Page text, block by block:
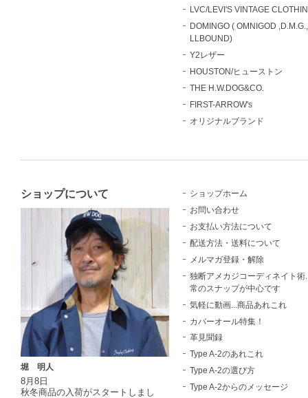
LVC/LEVI'S VINTAGE
DOMINGO ( OMNIGOD
LLBOUND)
Y2レザー
HOUSTON/ヒューストン
THE H.W.DOG&CO.
FIRST-ARROW's
オリジナルブランド
ショップについて
堀 明人
8月8日
秋冬商品の入荷がスタートしまし
ショップホーム
お問い合わせ
お支払い方法について
配送方法・送料について
メルマガ登録・解除
独断アメカジコーディネイト術
常のスナップが中心です
気軽に動画...商品あれこれ
カバーオール特集！
革見聞録
Type A-2のあれこれ
Type A-2の選び方
Type A-2からのメッセージ